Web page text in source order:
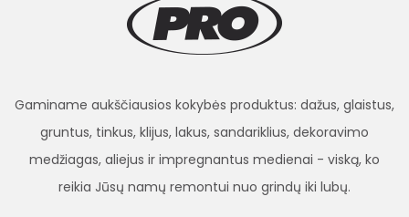
Gaminame aukščiausios kokybės produktus: dažus, glaistus,
gruntus, tinkus, klijus, lakus, sandariklius, dekoravimo
medžiagas, aliejus ir impregnantus medienai - viską, ko
reikia Jūsų namų remontui nuo grindų iki lubų.